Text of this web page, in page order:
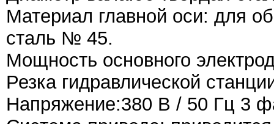
Материал главной оси: для
сталь № 45.
Мощность основного
Резка гидравлической
Напряжение:380 В / 50 Гц 3